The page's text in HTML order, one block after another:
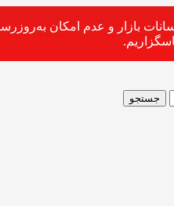
بازار و عدم امکان
جستجو